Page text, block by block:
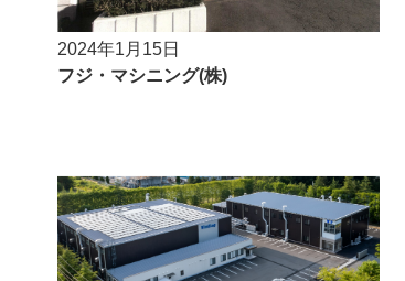
2024年1月15日
フジ・マシニング(株)